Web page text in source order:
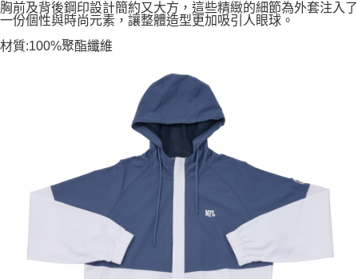
胸前及背後鋼印設計簡約又大方，這些精緻的細節為外套注入了
一份個性與時尚元素，讓整體造型更加吸引人眼球。
材質:100%聚酯纖維